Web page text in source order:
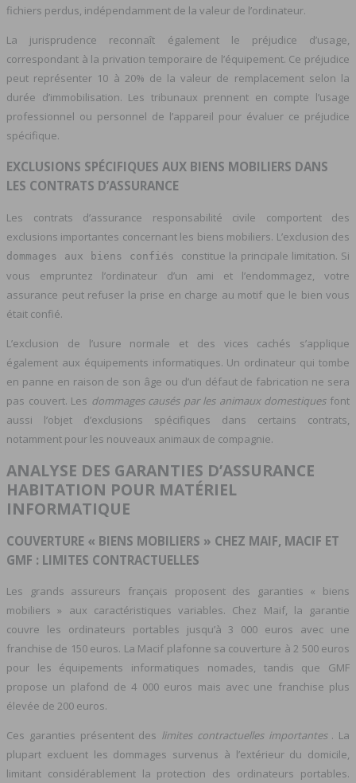
fichiers perdus, indépendamment de la valeur de l’ordinateur.
La jurisprudence reconnaît également le préjudice d’usage,
correspondant à la privation temporaire de l’équipement. Ce préjudice
peut représenter 10 à 20% de la valeur de remplacement selon la
durée d’immobilisation. Les tribunaux prennent en compte l’usage
professionnel ou personnel de l’appareil pour évaluer ce préjudice
spécifique.
EXCLUSIONS SPÉCIFIQUES AUX BIENS MOBILIERS DANS
LES CONTRATS D’ASSURANCE
Les contrats d’assurance responsabilité civile comportent des
exclusions importantes concernant les biens mobiliers. L’exclusion des
dommages aux biens confiés constitue la principale limitation. Si
vous empruntez l’ordinateur d’un ami et l’endommagez, votre
assurance peut refuser la prise en charge au motif que le bien vous
était confié.
L’exclusion de l’usure normale et des vices cachés s’applique
également aux équipements informatiques. Un ordinateur qui tombe
en panne en raison de son âge ou d’un défaut de fabrication ne sera
pas couvert. Les dommages causés par les animaux domestiques font
aussi l’objet d’exclusions spécifiques dans certains contrats,
notamment pour les nouveaux animaux de compagnie.
ANALYSE DES GARANTIES D’ASSURANCE
HABITATION POUR MATÉRIEL
INFORMATIQUE
COUVERTURE « BIENS MOBILIERS » CHEZ MAIF, MACIF ET
GMF : LIMITES CONTRACTUELLES
Les grands assureurs français proposent des garanties « biens
mobiliers » aux caractéristiques variables. Chez Maif, la garantie
couvre les ordinateurs portables jusqu’à 3 000 euros avec une
franchise de 150 euros. La Macif plafonne sa couverture à 2 500 euros
pour les équipements informatiques nomades, tandis que GMF
propose un plafond de 4 000 euros mais avec une franchise plus
élevée de 200 euros.
Ces garanties présentent des limites contractuelles importantes . La
plupart excluent les dommages survenus à l’extérieur du domicile,
limitant considérablement la protection des ordinateurs portables.